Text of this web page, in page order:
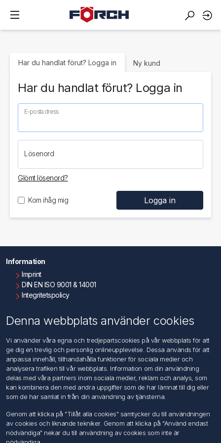
Har du handlat förut? Logga in Ny kund
Har du handlat förut? Logga in
E-postadress
Lösenord
Glömt lösenord?
Kom ihåg mig
Information
Imprint
DIN EN ISO 9001 & 14001
Integritetspolicy
Kontakta oss
Kundtjänst
Sök
Mitt konto
Mina ordrar
Mina adresser
Denna webbplats använder cookies
Vi använder våra egna och tredjepartscookies på vår webbplats för att
ge dig en trevlig och personlig onlineupplevelse. Dessa används för att
anpassa innehåll, tillhandahålla funktioner för sociala medier och
analysera trafiken till vår webbplats. Information om din användning
delas med våra partners inom sociala medier, reklam och analys, som
kan kombinera den med andra uppgifter som de har lämnat till dig eller
som de har samlat in från din användning av tjänsterna.
Genom att klicka på "Tillåt alla cookies" samtycker du till användningen
av cookies och liknande tekniker. Genom att klicka på "Använd endast
nödvändiga" nekar du till användning av cookies som inte är